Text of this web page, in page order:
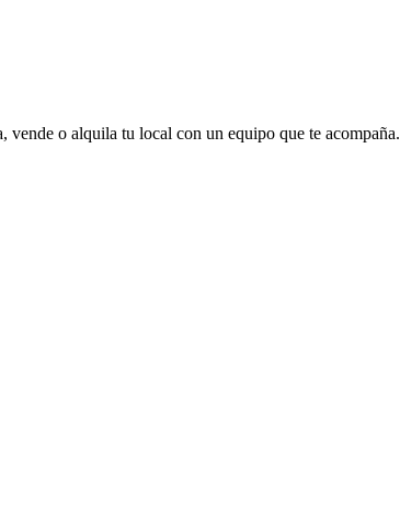
o alquila tu local con un equipo que te acompaña.